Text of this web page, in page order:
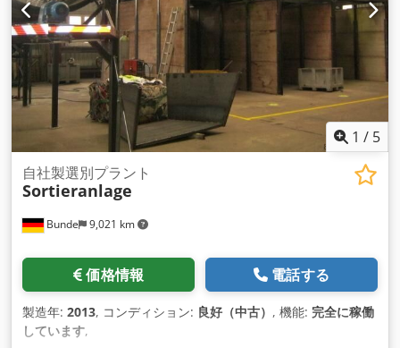
1 / 5
Bunde 9,021 km
自社製選別プラント
Sortieranlage
価格情報 電話する
製造年: 2013, コンディション: 良好（中古） , 機能: 完全に稼働
しています,